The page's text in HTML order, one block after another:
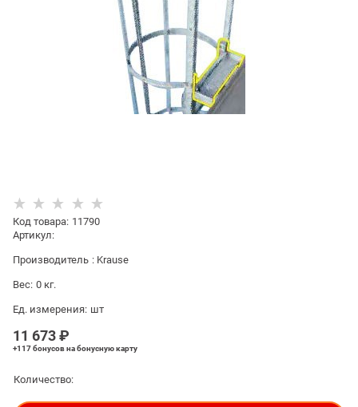
Код товара: 11790
Артикул:
Производитель : Krause
Вес: 0 кг.
Ед. измерения: шт
11 673 ₽
+117 бонусовна бонусную карту
Количество: